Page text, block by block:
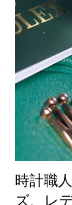
時計職
ズ、レ